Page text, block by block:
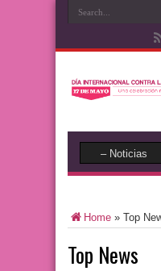
Home » Top
Top News